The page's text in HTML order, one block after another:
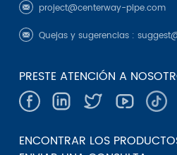
project@centerway-pipe.com
Quejas y sugerencias :
PRESTE ATENCIÓN A
ENCONTRAR LOS